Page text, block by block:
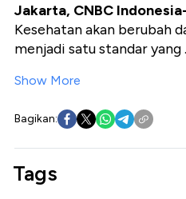
Jakarta, CNBC Indonesia-
Kesehatan akan berubah
menjadi satu standar yang
Show More
Bagikan:
Tags